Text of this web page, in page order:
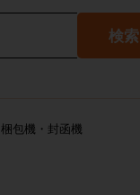
検索
梱包機・封函機